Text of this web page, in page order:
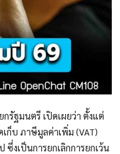
รัฐมนตรี เปิดเผยว่า ตั้งแต่
ก็บ ภาษีมูลค่าเพิ่ม (VAT)
งเป็นการยกเลิกการยกเว้น